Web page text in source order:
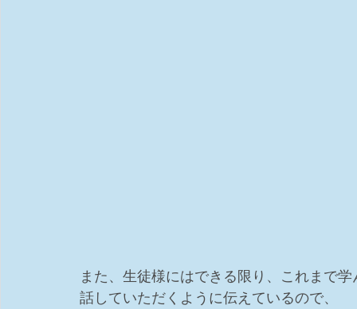
また、生徒様にはできる限り、これまで
話していただくように伝えているので、